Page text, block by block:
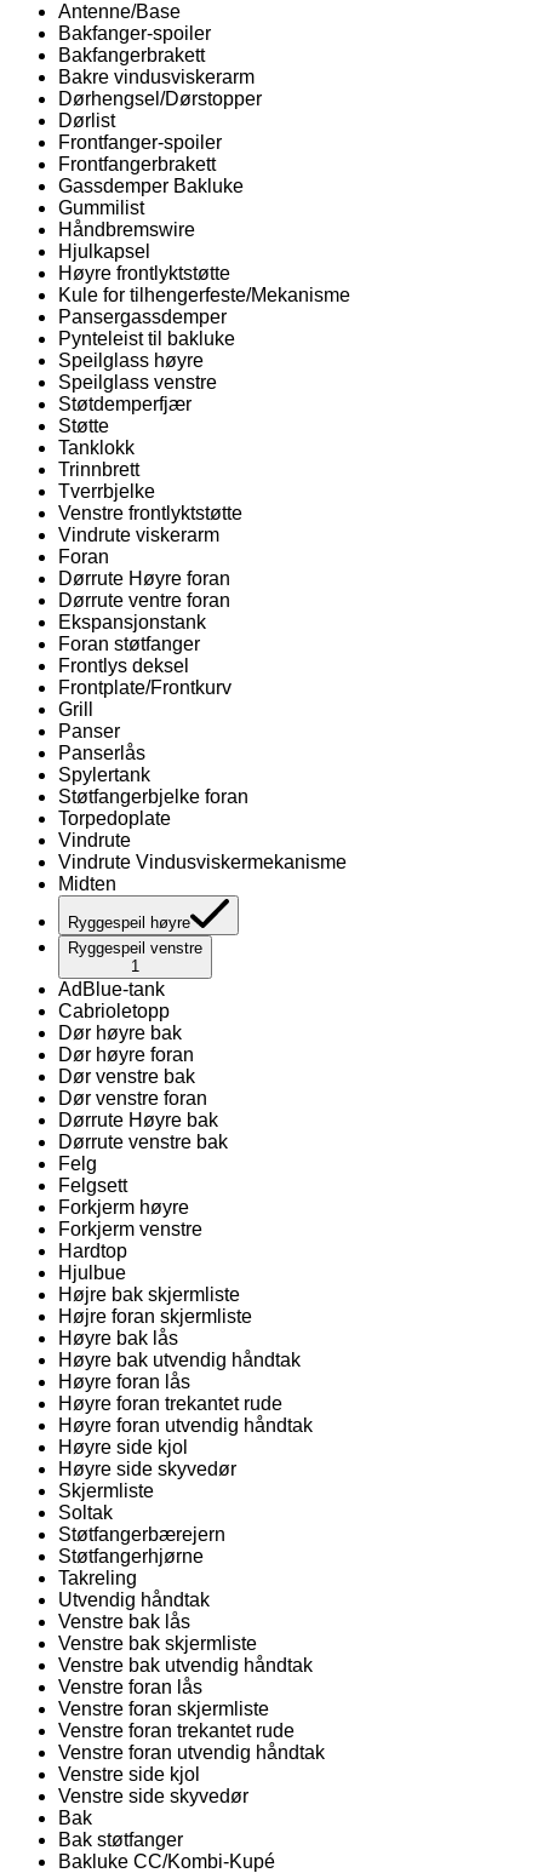
Antenne/Base
Bakfanger-spoiler
Bakfangerbrakett
Bakre vindusviskerarm
Dørhengsel/Dørstopper
Dørlist
Frontfanger-spoiler
Frontfangerbrakett
Gassdemper Bakluke
Gummilist
Håndbremswire
Hjulkapsel
Høyre frontlyktstøtte
Kule for tilhengerfeste/Mekanisme
Pansergassdemper
Pynteleist til bakluke
Speilglass høyre
Speilglass venstre
Støtdemperfjær
Støtte
Tanklokk
Trinnbrett
Tverrbjelke
Venstre frontlyktstøtte
Vindrute viskerarm
Foran
Dørrute Høyre foran
Dørrute ventre foran
Ekspansjonstank
Foran støtfanger
Frontlys deksel
Frontplate/Frontkurv
Grill
Panser
Panserlås
Spylertank
Støtfangerbjelke foran
Torpedoplate
Vindrute
Vindrute Vindusviskermekanisme
Midten
Ryggespeil høyre
Ryggespeil venstre
1
AdBlue-tank
Cabrioletopp
Dør høyre bak
Dør høyre foran
Dør venstre bak
Dør venstre foran
Dørrute Høyre bak
Dørrute venstre bak
Felg
Felgsett
Forkjerm høyre
Forkjerm venstre
Hardtop
Hjulbue
Højre bak skjermliste
Højre foran skjermliste
Høyre bak lås
Høyre bak utvendig håndtak
Høyre foran lås
Høyre foran trekantet rude
Høyre foran utvendig håndtak
Høyre side kjol
Høyre side skyvedør
Skjermliste
Soltak
Støtfangerbærejern
Støtfangerhjørne
Takreling
Utvendig håndtak
Venstre bak lås
Venstre bak skjermliste
Venstre bak utvendig håndtak
Venstre foran lås
Venstre foran skjermliste
Venstre foran trekantet rude
Venstre foran utvendig håndtak
Venstre side kjol
Venstre side skyvedør
Bak
Bak støtfanger
Bakluke CC/Kombi-Kupé